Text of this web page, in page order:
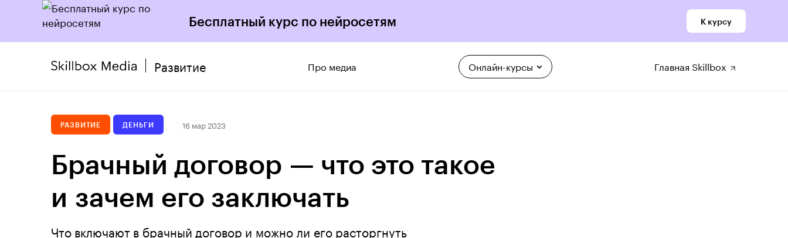
Бесплатный курс по нейросетям К курсу
Развитие Про медиа Онлайн-курсы Главная Skillbox
РАЗВИТИЕ ДЕНЬГИ 16 мар 2023
Брачный договор — что это такое
и зачем его заключать
Что включают в брачный договор и можно ли его расторгнуть